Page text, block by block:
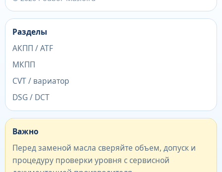
Разделы
АКПП / ATF
МКПП
CVT / вариатор
DSG / DCT
Важно
Перед заменой масла сверяйте объем, допуск и
процедуру проверки уровня с сервисной